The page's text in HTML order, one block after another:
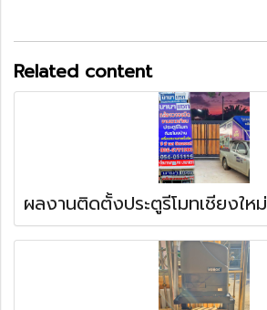
Related content
ผลงานติดตั้งประตูรีโมทเชียงใหม่